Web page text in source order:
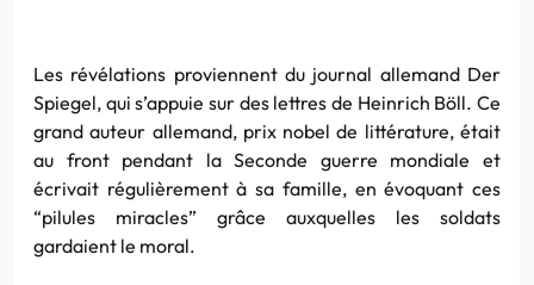
Les révélations proviennent du journal allemand Der
Spiegel, qui s’appuie sur des lettres de Heinrich Böll. Ce
grand auteur allemand, prix nobel de littérature, était
au front pendant la Seconde guerre mondiale et
écrivait régulièrement à sa famille, en évoquant ces
“pilules miracles” grâce auxquelles les soldats
gardaient le moral.